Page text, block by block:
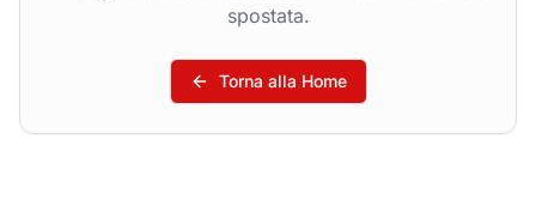
spostata.
Torna alla Home